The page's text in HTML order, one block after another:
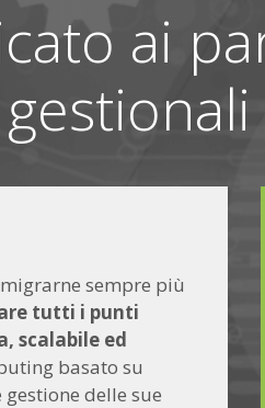
ai
sempre più
tutti i punti
scalabile ed
basato su
delle sue